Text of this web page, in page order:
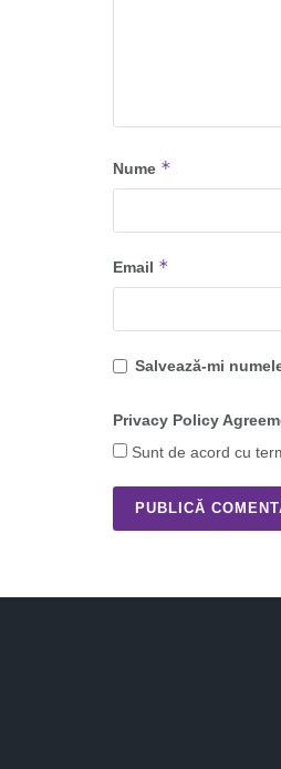
Nume *
Email *
Salvează-mi
Privacy Policy
Sunt de acord cu